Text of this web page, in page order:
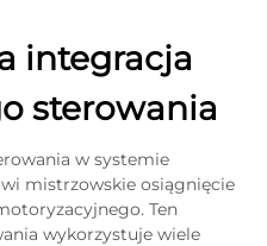
integracja
sterowania
w systemie
mistrzowskie osiągnięcie
Ten
wykorzystuje wiele